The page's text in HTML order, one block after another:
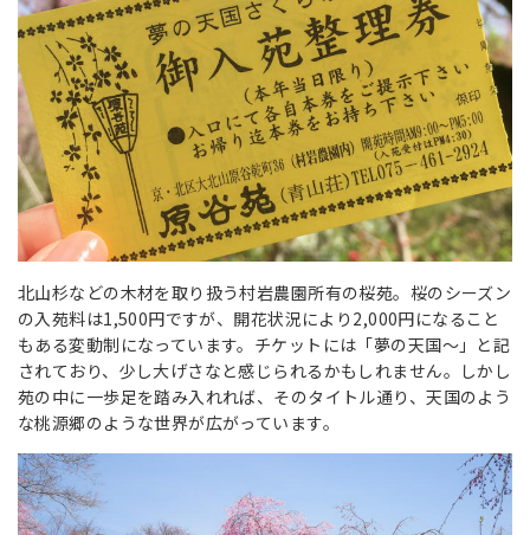
北山杉などの木材を取り扱う村岩農園所有の桜苑。桜のシーズン
の入苑料は1,500円ですが、開花状況により2,000円になること
もある変動制になっています。チケットには「夢の天国〜」と記
されており、少し大げさなと感じられるかもしれません。しかし
苑の中に一歩足を踏み入れれば、そのタイトル通り、天国のよう
な桃源郷のような世界が広がっています。